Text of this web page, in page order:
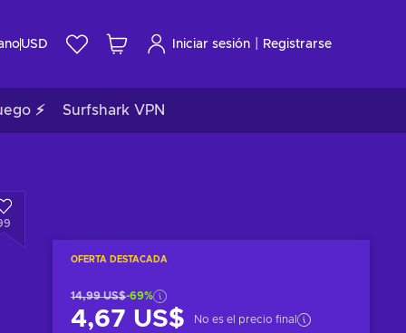
USD Iniciar sesión Registrarse
⚡ Surfshark VPN
OFERTA DESTACADA
14,99 US$-69%
4,67 US$ No es el precio final